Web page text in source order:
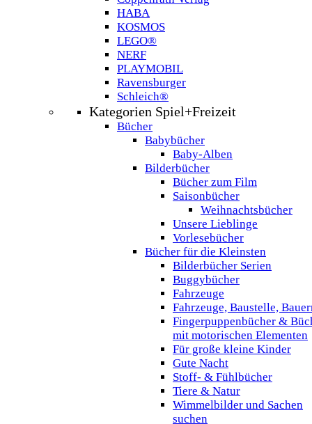
HABA
KOSMOS
LEGO®
NERF
PLAYMOBIL
Ravensburger
Schleich®
Kategorien Spiel+Freizeit
Bücher
Babybücher
Baby-Alben
Bilderbücher
Bücher zum Film
Saisonbücher
Weihnachtsbücher
Unsere Lieblinge
Vorlesebücher
Bücher für die Kleinsten
Bilderbücher Serien
Buggybücher
Fahrzeuge
Fahrzeuge, Baustelle,
Fingerpuppenbücher &
mit motorischen Elementen
Für große kleine Kinder
Gute Nacht
Stoff- & Fühlbücher
Tiere & Natur
Wimmelbilder und Sachen
suchen